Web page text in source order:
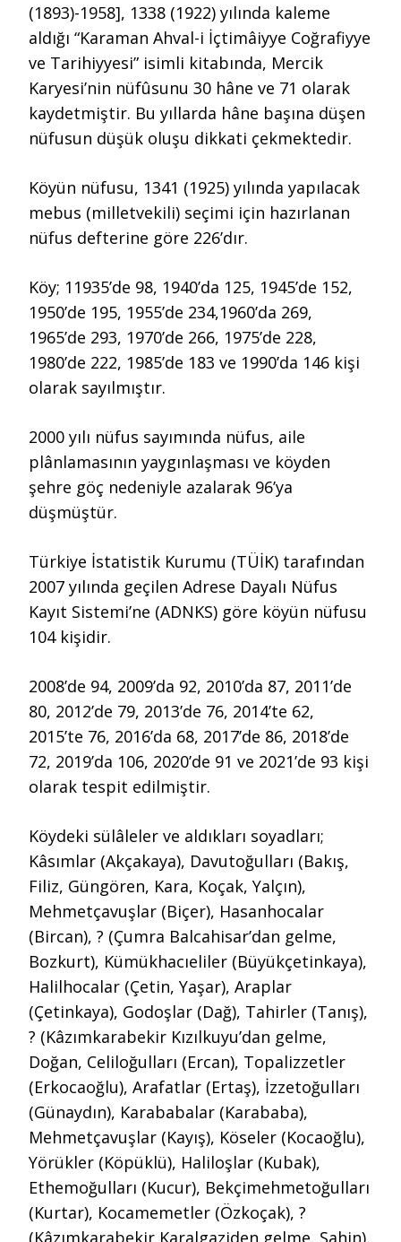
(1893)-1958], 1338 (1922) yılında kaleme
aldığı “Karaman Ahval-i İçtimâiyye Coğrafiyye
ve Tarihiyyesi” isimli kitabında, Mercik
Karyesi’nin nüfûsunu 30 hâne ve 71 olarak
kaydetmiştir. Bu yıllarda hâne başına düşen
nüfusun düşük oluşu dikkati çekmektedir.
Köyün nüfusu, 1341 (1925) yılında yapılacak
mebus (milletvekili) seçimi için hazırlanan
nüfus defterine göre 226’dır.
Köy; 11935’de 98, 1940’da 125, 1945’de 152,
1950’de 195, 1955’de 234,1960’da 269,
1965’de 293, 1970’de 266, 1975’de 228,
1980’de 222, 1985’de 183 ve 1990’da 146 kişi
olarak sayılmıştır.
2000 yılı nüfus sayımında nüfus, aile
plânlamasının yaygınlaşması ve köyden
şehre göç nedeniyle azalarak 96’ya
düşmüştür.
Türkiye İstatistik Kurumu (TÜİK) tarafından
2007 yılında geçilen Adrese Dayalı Nüfus
Kayıt Sistemi’ne (ADNKS) göre köyün nüfusu
104 kişidir.
2008’de 94, 2009’da 92, 2010’da 87, 2011’de
80, 2012’de 79, 2013’de 76, 2014’te 62,
2015’te 76, 2016’da 68, 2017’de 86, 2018’de
72, 2019’da 106, 2020’de 91 ve 2021’de 93 kişi
olarak tespit edilmiştir.
Köydeki sülâleler ve aldıkları soyadları;
Kâsımlar (Akçakaya), Davutoğulları (Bakış,
Filiz, Güngören, Kara, Koçak, Yalçın),
Mehmetçavuşlar (Biçer), Hasanhocalar
(Bircan), ? (Çumra Balcahisar’dan gelme,
Bozkurt), Kümükhacıeliler (Büyükçetinkaya),
Halilhocalar (Çetin, Yaşar), Araplar
(Çetinkaya), Godoşlar (Dağ), Tahirler (Tanış),
? (Kâzımkarabekir Kızılkuyu’dan gelme,
Doğan, Celiloğulları (Ercan), Topalizzetler
(Erkocaoğlu), Arafatlar (Ertaş), İzzetoğulları
(Günaydın), Karababalar (Karababa),
Mehmetçavuşlar (Kayış), Köseler (Kocaoğlu),
Yörükler (Köpüklü), Haliloşlar (Kubak),
Ethemoğulları (Kucur), Bekçimehmetoğulları
(Kurtar), Kocamemetler (Özkoçak), ?
(Kâzımkarabekir Karalgaziden gelme, Şahin),